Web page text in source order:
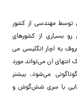
آچار فرانسه در سال ۱۸۴۲ میلادی توسط مهندسی از کشور
رو بسیاری از کشورهای
به آچار انگلیسی می
انتهای آن می‌تواند مورد
می‌شود. بیشتر
با سری شش‌گوش و